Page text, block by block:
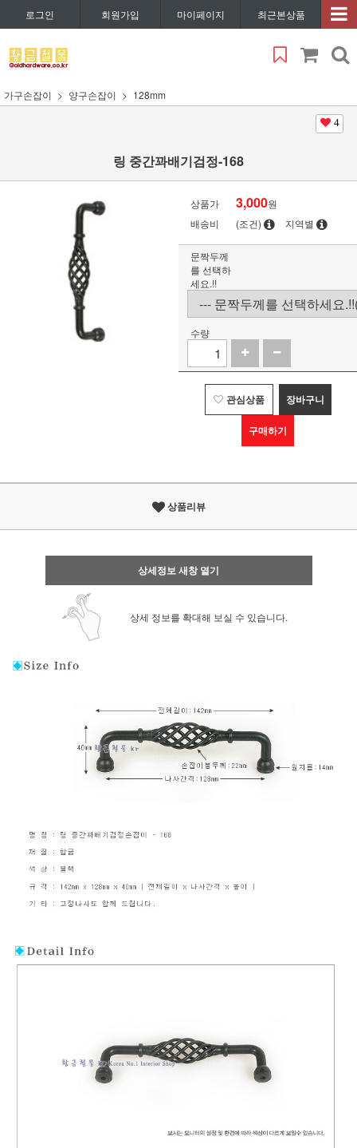
로그인 회원가입 마이페이지 최근본상품
가구손잡이 양구손잡이 128mm
4
링 중간꽈배기검정-168
상품가 3,000원
배송비
(조건) 지역별
문짝두께
를 선택하
세요.!!
수량
관심상품 장바구니
구매하기
상품리뷰
상세정보 새창 열기
상세 정보를 확대해 보실 수 있습니다.